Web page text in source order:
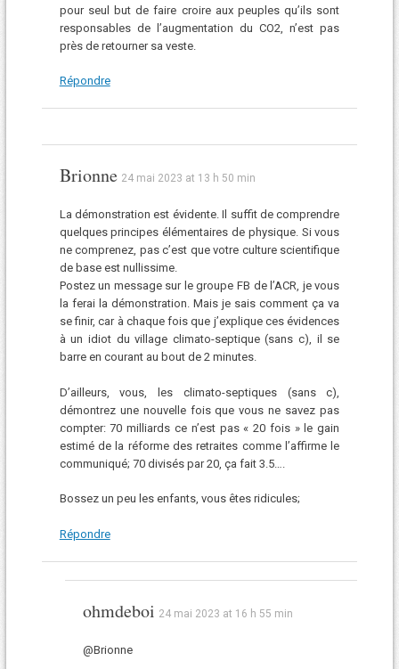
pour seul but de faire croire aux peuples qu’ils sont
responsables de l’augmentation du CO2, n’est pas
près de retourner sa veste.
Répondre
Brionne 24 mai 2023 at 13 h 50 min
La démonstration est évidente. Il suffit de comprendre
quelques principes élémentaires de physique. Si vous
ne comprenez, pas c’est que votre culture scientifique
de base est nullissime.
Postez un message sur le groupe FB de l’ACR, je vous
la ferai la démonstration. Mais je sais comment ça va
se finir, car à chaque fois que j’explique ces évidences
à un idiot du village climato-septique (sans c), il se
barre en courant au bout de 2 minutes.
D’ailleurs, vous, les climato-septiques (sans c),
démontrez une nouvelle fois que vous ne savez pas
compter: 70 milliards ce n’est pas « 20 fois » le gain
estimé de la réforme des retraites comme l’affirme le
communiqué; 70 divisés par 20, ça fait 3.5….
Bossez un peu les enfants, vous êtes ridicules;
Répondre
ohmdeboi 24 mai 2023 at 16 h 55 min
@Brionne